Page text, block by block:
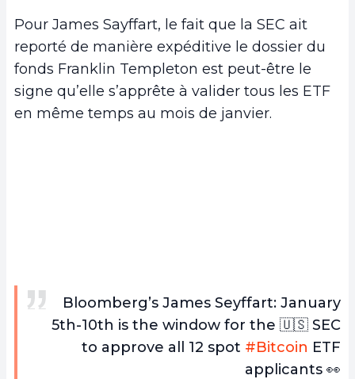
Pour James Sayffart, le fait que la SEC ait
reporté de manière expéditive le dossier du
fonds Franklin Templeton est peut-être le
signe qu’elle s’apprête à valider tous les ETF
en même temps au mois de janvier.
Bloomberg’s James Seyffart: January
5th-10th is the window for the 🇺🇸 SEC
to approve all 12 spot #Bitcoin ETF
applicants 👀